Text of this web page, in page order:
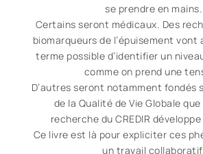
se prendre en mains.
Certains seront médicaux. Des
biomarqueurs de l’épuisement vont
terme possible d’identifier un
comme on prend une
D’autres seront notamment fondés
de la Qualité de Vie Globale que
recherche du CREDIR
Ce livre est là pour expliciter ces
un travail collaboratif.